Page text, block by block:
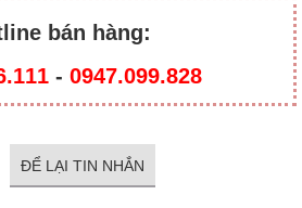
bán hàng:
- 0947.099.828​
ĐỂ LẠI TIN NHẮN